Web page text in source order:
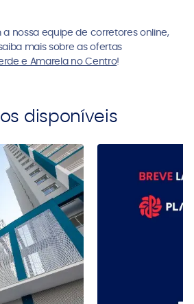
nossa equipe de corretores online,
mais sobre as ofertas
e Amarela no Centro!
disponíveis